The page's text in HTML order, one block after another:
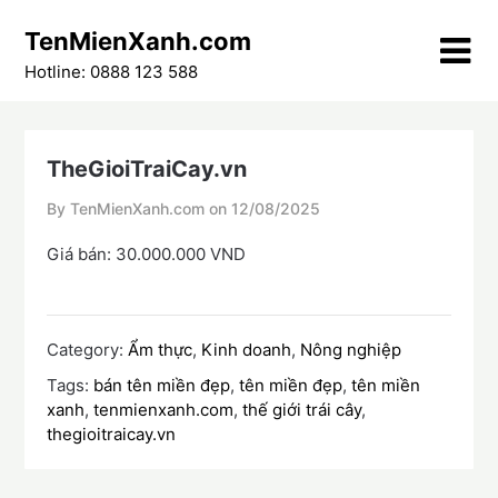
content
TenMienXanh.com
Hotline: 0888 123 588
TheGioiTraiCay.vn
By TenMienXanh.com on 12/08/2025
Giá bán: 30.000.000 VND
Category: Ẩm thực, Kinh doanh, Nông nghiệp
Tags: bán tên miền đẹp,tên miền đẹp,tên miền
xanh,tenmienxanh.com,thế giới trái cây,
thegioitraicay.vn